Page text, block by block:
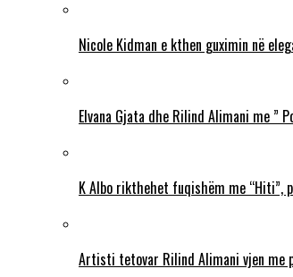
Nicole Kidman e kthen guximin në
Elvana Gjata dhe Rilind Alimani me ”
K Albo rikthehet fuqishëm me “Hiti”,
Artisti tetovar Rilind Alimani vjen me